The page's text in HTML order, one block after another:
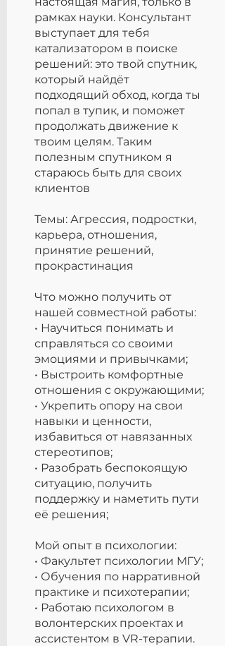
рамках науки. Консультант
выступает для тебя
катализатором в поиске
решений: это твой спутник,
который найдёт
подходящий обход, когда ты
попал в тупик, и поможет
продолжать движение к
твоим целям. Таким
полезным спутником я
стараюсь быть для своих
клиентов
Темы: Агрессия, подростки,
карьера, отношения,
принятие решений,
прокрастинация
Что можно получить от
нашей совместной работы:
• Научиться понимать и
справляться со своими
эмоциями и привычками;
• Выстроить комфортные
отношения с окружающими;
• Укрепить опору на свои
навыки и ценности,
избавиться от навязанных
стереотипов;
• Разобрать беспокоящую
ситуацию, получить
поддержку и наметить пути
её решения;
Мой опыт в психологии:
• Факультет психологии МГУ;
• Обучения по нарративной
практике и психотерапии;
• Работаю психологом в
волонтерских проектах и
ассистентом в VR-терапии.